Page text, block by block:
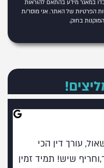
במאגר מידע בהתאם להוראות
הפרטיות של האתר. אני מוסר/ת
בחוק.
עורך דין הכי
שיש! תמיד זמין